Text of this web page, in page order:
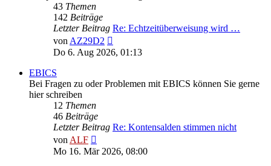
43 Themen
142 Beiträge
Letzter Beitrag Re: Echtzeitüberweisung wird …
vonAZ29D2
Beitrag
Do 6. Aug 2026, 01:13
EBICS
Bei Fragen zu oder Problemen mit EBICS können Sie gerne
hier schreiben
12 Themen
46 Beiträge
Letzter Beitrag Re: Kontensalden stimmen nicht
vonALF
Beitrag
Mo 16. Mär 2026, 08:00